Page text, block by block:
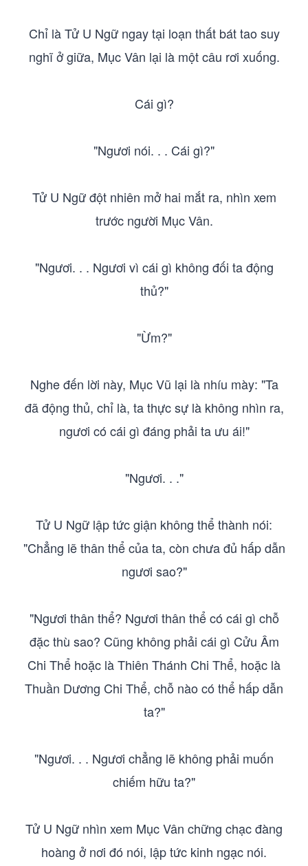
Chỉ là Tử U Ngữ ngay tại loạn thất bát tao suy
nghĩ ở giữa, Mục Vân lại là một câu rơi xuống.
Cái gì?
"Ngươi nói. . . Cái gì?"
Tử U Ngữ đột nhiên mở hai mắt ra, nhìn xem
trước người Mục Vân.
"Ngươi. . . Ngươi vì cái gì không đối ta động
thủ?"
"Ừm?"
Nghe đến lời này, Mục Vũ lại là nhíu mày: "Ta
đã động thủ, chỉ là, ta thực sự là không nhìn ra,
ngươi có cái gì đáng phải ta ưu ái!"
"Ngươi. . ."
Tử U Ngữ lập tức giận không thể thành nói:
"Chẳng lẽ thân thể của ta, còn chưa đủ hấp dẫn
ngươi sao?"
"Ngươi thân thể? Ngươi thân thể có cái gì chỗ
đặc thù sao? Cũng không phải cái gì Cửu Âm
Chi Thể hoặc là Thiên Thánh Chi Thể, hoặc là
Thuần Dương Chi Thể, chỗ nào có thể hấp dẫn
ta?"
"Ngươi. . . Ngươi chẳng lẽ không phải muốn
chiếm hữu ta?"
Tử U Ngữ nhìn xem Mục Vân chững chạc đàng
hoàng ở nơi đó nói, lập tức kinh ngạc nói.